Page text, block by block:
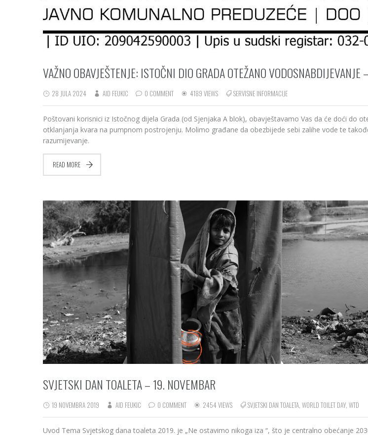
VAŽNO OBAVJEŠTENJE: ISTOČNI DIO GRADA OTEŽANO
28 JULA 2024 AID FEUKIC 0 COMMENT 4189 VIEWS SERVISNE INFORMACIJE
Poštovani korisnici iz Istočnog dijela Grada (od Sjenjaka A blok), obavještavamo Vas da će doći do
otklanjanja kvara na pumpnom postrojenju. Molimo građane da obezbijede sebi zalihe vode te
razumijevanje.
READ MORE
SVJETSKI DAN TOALETA – 19. NOVEMBAR
19 NOVEMBRA 2019 AID FEUKIC 0 COMMENT 2454 VIEWS SVJETSKI DAN TOALETA, WORLD TOILET DAY, WTD
Uvod Tema Svjetskog dana toaleta 2019. je „Ne ostavimo nikoga iza “, što je centralno obećanje